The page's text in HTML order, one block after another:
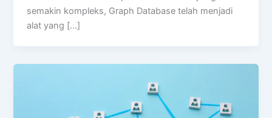
semakin kompleks, Graph Database telah menjadi
alat yang […]